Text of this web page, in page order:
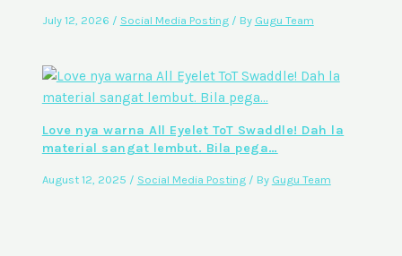
July 12, 2026 / Social Media Posting/ By Gugu Team
Love nya warna All Eyelet ToT Swaddle! Dah la
material sangat lembut. Bila pega…
August 12, 2025 / Social Media Posting/ By Gugu Team